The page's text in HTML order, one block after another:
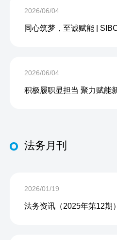
2026/06/04
2026/06/04
法务月刊
2026/01/19
法务资讯（2025年第12期）